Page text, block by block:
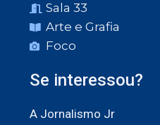
Sala 33
Arte e Grafia
Foco
Se interessou?
A Jornalismo Jr